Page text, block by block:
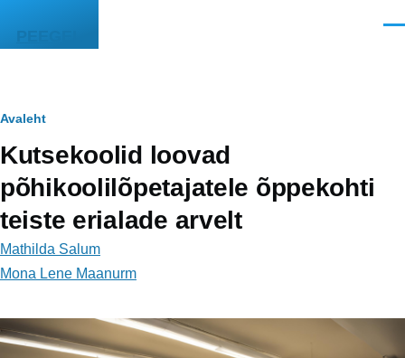
PEEGEL
Leivapuru
Avaleht
Kutsekoolid loovad
põhikoolilõpetajatele õppekohti
teiste erialade arvelt
Mathilda Salum
Mona Lene Maanurm